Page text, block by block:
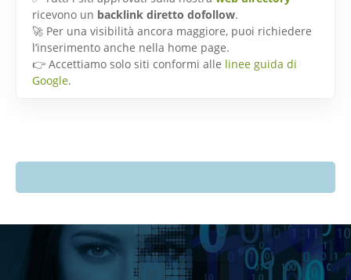
ricevono un backlink diretto dofollow.
🚀 Per una visibilità ancora maggiore, puoi richiedere
l’inserimento anche nella home page.
👉 Accettiamo solo siti conformi alle linee guida di
Google.